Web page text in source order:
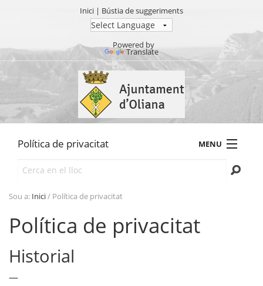
Inici | Bústia de suggeriments
Powered by
Translate
contingut.
Salta
Política de privacitat MENU
AJUNTAMENT
SEU ELECTRÒNICA
TRANSPARÈNCIA
Sou a: Inici/ Política de privacitat
Política de privacitat
Historial
—